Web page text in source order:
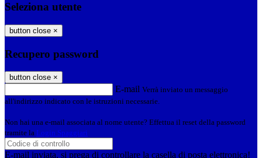
Seleziona utente
button close ×
Recupero password
button close ×
E-mail Verrà inviato un messaggio
all'indirizzo indicato con le istruzioni necessarie.
Non hai una e-mail associata al nome utente? Effettua il reset della password
tramite la Login Spaggiari
E-mail inviata, si prega di controllare la casella di posta elettronica!